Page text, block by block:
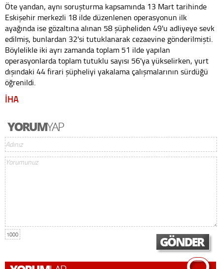
Öte yandan, aynı soruşturma kapsamında 13 Mart tarihinde
Eskişehir merkezli 18 ilde düzenlenen operasyonun ilk
ayağında ise gözaltına alınan 58 şüpheliden 49'u adliyeye sevk
edilmiş, bunlardan 32'si tutuklanarak cezaevine gönderilmişti.
Böylelikle iki ayrı zamanda toplam 51 ilde yapılan
operasyonlarda toplam tutuklu sayısı 56'ya yükselirken, yurt
dışındaki 44 firari şüpheliyi yakalama çalışmalarının sürdüğü
öğrenildi.
İHA
1000